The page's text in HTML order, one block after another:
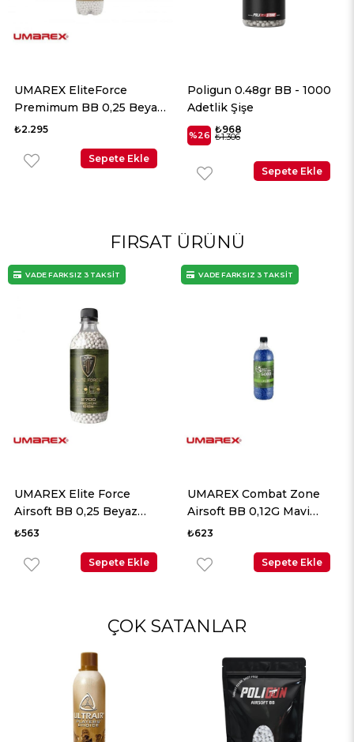
UMAREX EliteForce
Premimum BB 0,25 Beyaz
2700 Adet
₺2.295
Sepete Ekle
Poligun 0.48gr BB - 1000
Adetlik Şişe
%26 ₺968
₺1.306
Sepete Ekle
FIRSAT ÜRÜNÜ
UMAREX Elite Force
Airsoft BB 0,25 Beyaz
2700 Adet
₺563
Sepete Ekle
VADE FARKSIZ 3 TAKSİT
UMAREX Combat Zone
Airsoft BB 0,12G Mavi
5000 Adet
₺623
Sepete Ekle
VADE FARKSIZ 3 TAKSİT
ÇOK SATANLAR